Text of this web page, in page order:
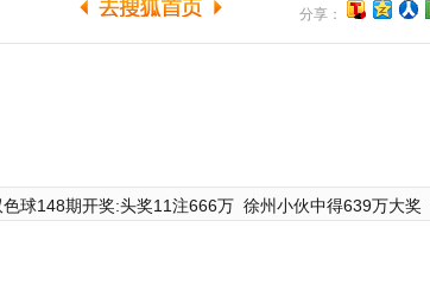
分享：
色球148期开奖:头奖11注666万 徐州小伙中得639万大奖